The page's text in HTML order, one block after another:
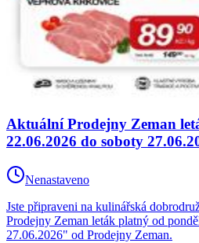
Aktuální Prodejny Zeman
22.06.2026 do soboty
Nenastaveno
Jste připraveni na kulinářská
Prodejny Zeman leták platný od
27.06.2026" od Prodejny Zeman.